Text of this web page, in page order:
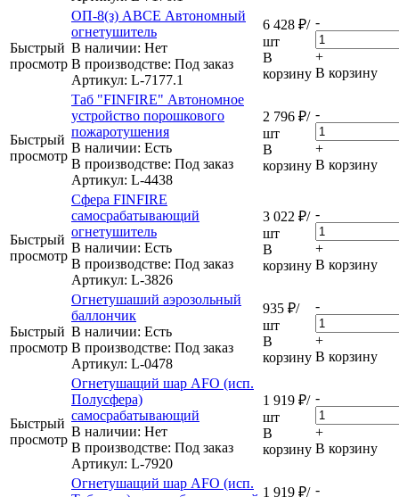
Быстрый
просмотр
ОП-8(з) АВСЕ Автономный
огнетушитель
В наличии: Нет
В производстве: Под заказ
Артикул: L-7177.1
6 428 ₽/
шт
В
корзину
-
+
В корзину
Быстрый
просмотр
Таб "FINFIRE" Автономное
устройство порошкового
пожаротушения
В наличии: Eсть
В производстве: Под заказ
Артикул: L-4438
2 796 ₽/
шт
В
корзину
-
+
В корзину
Быстрый
просмотр
Сфера FINFIRE
самосрабатывающий
огнетушитель
В наличии: Eсть
В производстве: Под заказ
Артикул: L-3826
3 022 ₽/
шт
В
корзину
-
+
В корзину
Быстрый
просмотр
Огнетушаший аэрозольный
баллончик
В наличии: Eсть
В производстве: Под заказ
Артикул: L-0478
935 ₽/
шт
В
корзину
-
+
В корзину
Быстрый
просмотр
Огнетушащий шар AFO (исп.
Полусфера)
самосрабатывающий
В наличии: Нет
В производстве: Под заказ
Артикул: L-7920
1 919 ₽/
шт
В
корзину
-
+
В корзину
Огнетушащий шар AFO (исп.
1 919 ₽/ -